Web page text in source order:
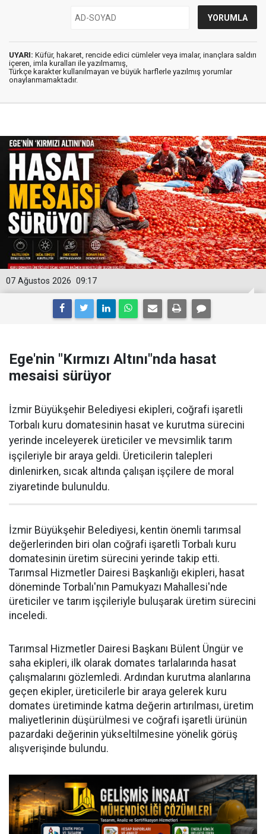
UYARI: Küfür, hakaret, rencide edici cümleler veya imalar, inançlara saldırı
içeren, imla kuralları ile yazılmamış,
Türkçe karakter kullanılmayan ve büyük harflerle yazılmış yorumlar
onaylanmamaktadır.
09:17
07 Ağustos 2026
Ege'nin "Kırmızı Altını"nda hasat
mesaisi sürüyor
İzmir Büyükşehir Belediyesi ekipleri, coğrafi işaretli
Torbalı kuru domatesinin hasat ve kurutma sürecini
yerinde inceleyerek üreticiler ve mevsimlik tarım
işçileriyle bir araya geldi. Üreticilerin talepleri
dinlenirken, sıcak altında çalışan işçilere de moral
ziyaretinde bulunuldu.
İzmir Büyükşehir Belediyesi, kentin önemli tarımsal
değerlerinden biri olan coğrafi işaretli Torbalı kuru
domatesinin üretim sürecini yerinde takip etti.
Tarımsal Hizmetler Dairesi Başkanlığı ekipleri, hasat
döneminde Torbalı'nın Pamukyazı Mahallesi'nde
üreticiler ve tarım işçileriyle buluşarak üretim sürecini
inceledi.
Tarımsal Hizmetler Dairesi Başkanı Bülent Üngür ve
saha ekipleri, ilk olarak domates tarlalarında hasat
çalışmalarını gözlemledi. Ardından kurutma alanlarına
geçen ekipler, üreticilerle bir araya gelerek kuru
domates üretiminde katma değerin artırılması, üretim
maliyetlerinin düşürülmesi ve coğrafi işaretli ürünün
pazardaki değerinin yükseltilmesine yönelik görüş
alışverişinde bulundu.